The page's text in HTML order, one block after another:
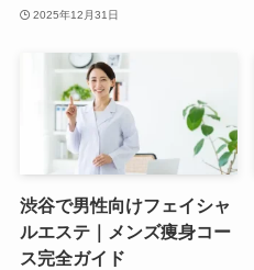
2025年12月31日
渋谷で男性向けフェイシャ
ルエステ｜メンズ痩身コー
ス完全ガイド